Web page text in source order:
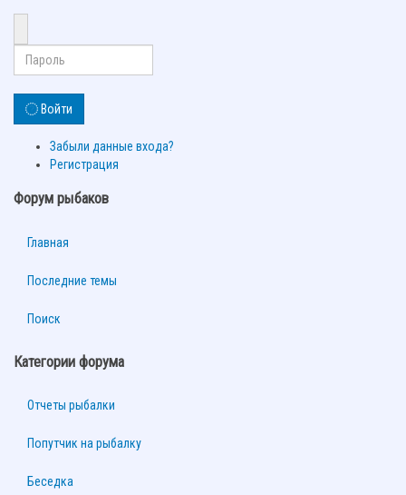
Войти
Забыли данные входа?
Регистрация
Форум рыбаков
Главная
Последние темы
Поиск
Категории форума
Отчеты рыбалки
Попутчик на рыбалку
Беседка